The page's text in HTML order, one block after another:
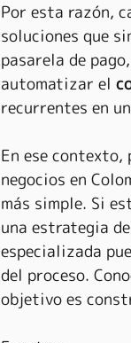
Por esta razón,
soluciones que
pasarela de
automatizar el
recurrentes en
En ese
negocios en
más simple. Si
una estrategia
especializada
del proceso.
objetivo es